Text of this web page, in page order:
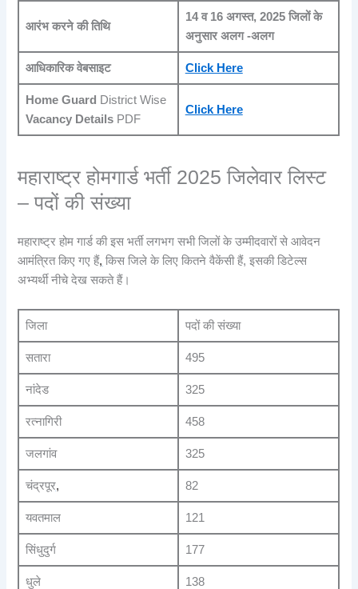
आरंभ करने की तिथि
14 व 16 अगस्त, 2025 जिलों के
अनुसार अलग -अलग
आधिकारिक वेबसाइट Click Here
Home Guard District Wise
Vacancy Details PDF
Click Here
महाराष्ट्र होमगार्ड भर्ती 2025 जिलेवार लिस्ट
– पदों की संख्या
महाराष्ट्र होम गार्ड की इस भर्ती लगभग सभी जिलों के उम्मीदवारों से आवेदन
आमंत्रित किए गए हैं, किस जिले के लिए कितने वैकेंसी हैं, इसकी डिटेल्स
अभ्यर्थी नीचे देख सकते हैं।
जिला पदों की संख्या
सतारा 495
नांदेड 325
रत्नागिरी 458
जलगांव 325
चंद्रपूर, 82
यवतमाल 121
सिंधुदुर्ग 177
धुले 138